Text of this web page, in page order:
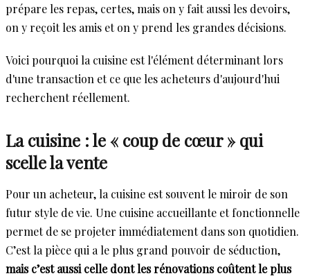
prépare les repas, certes, mais on y fait aussi les devoirs,
on y reçoit les amis et on y prend les grandes décisions.
Voici pourquoi la cuisine est l'élément déterminant lors
d'une transaction et ce que les acheteurs d'aujourd'hui
recherchent réellement.
La cuisine : le « coup de cœur » qui
scelle la vente
Pour un acheteur, la cuisine est souvent le miroir de son
futur style de vie. Une cuisine accueillante et fonctionnelle
permet de se projeter immédiatement dans son quotidien.
C’est la pièce qui a le plus grand pouvoir de séduction,
mais c’est aussi celle dont les rénovations coûtent le plus